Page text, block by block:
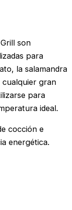
son
para
la salamandra
cualquier gran
para
ideal.
cocción e
energética.